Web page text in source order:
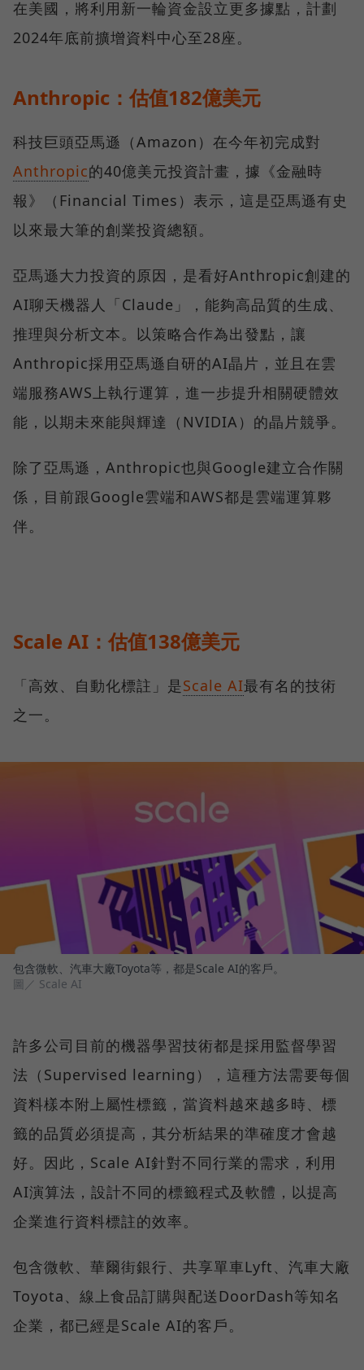
在美國，將利用新一輪資金設立更多據點，計劃
2024年底前擴增資料中心至28座。
Anthropic：估值182億美元
科技巨頭亞馬遜（Amazon）在今年初完成對
Anthropic的40億美元投資計畫，據《金融時
報》（Financial Times）表示，這是亞馬遜有史
以來最大筆的創業投資總額。
亞馬遜大力投資的原因，是看好Anthropic創建的
AI聊天機器人「Claude」，能夠高品質的生成、
推理與分析文本。以策略合作為出發點，讓
Anthropic採用亞馬遜自研的AI晶片，並且在雲
端服務AWS上執行運算，進一步提升相關硬體效
能，以期未來能與輝達（NVIDIA）的晶片競爭。
除了亞馬遜，Anthropic也與Google建立合作關
係，目前跟Google雲端和AWS都是雲端運算夥
伴。
Scale AI：估值138億美元
「高效、自動化標註」是Scale AI最有名的技術
之一。
包含微軟、汽車大廠Toyota等，都是Scale AI的客戶。
圖／ Scale AI
許多公司目前的機器學習技術都是採用監督學習
法（Supervised learning），這種方法需要每個
資料樣本附上屬性標籤，當資料越來越多時、標
籤的品質必須提高，其分析結果的準確度才會越
好。因此，Scale AI針對不同行業的需求，利用
AI演算法，設計不同的標籤程式及軟體，以提高
企業進行資料標註的效率。
包含微軟、華爾街銀行、共享單車Lyft、汽車大廠
Toyota、線上食品訂購與配送DoorDash等知名
企業，都已經是Scale AI的客戶。